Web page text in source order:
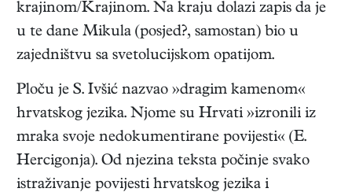
krajinom/Krajinom. Na kraju dolazi zapis da je
u te dane Mikula (posjed?, samostan) bio u
zajedništvu sa svetolucijskom opatijom.
Ploču je S. Ivšić nazvao »dragim kamenom«
hrvatskog jezika. Njome su Hrvati »izronili iz
mraka svoje nedokumentirane povijesti« (E.
Hercigonja). Od njezina teksta počinje svako
istraživanje povijesti hrvatskog jezika i